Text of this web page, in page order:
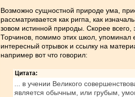
Возможно сущностной природе ума,
рассматривается как ригпа, как
зовом истинной природы. Скорее всего,
Торчинов, помимо этих школ,
интересный отрывок и ссылку на
например вот что говорил:
Цитата:
... в учении Великого
является обычным, или грубым,